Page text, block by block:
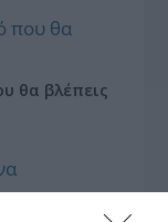
θα βλέπεις